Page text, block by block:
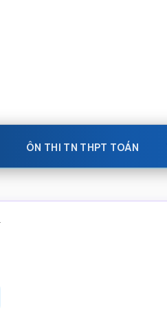
ÔN THI TN THPT TOÁN